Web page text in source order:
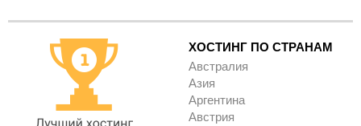
ХОСТИНГ ПО СТРАНАМ
Австралия
Азия
Аргентина
Австрия